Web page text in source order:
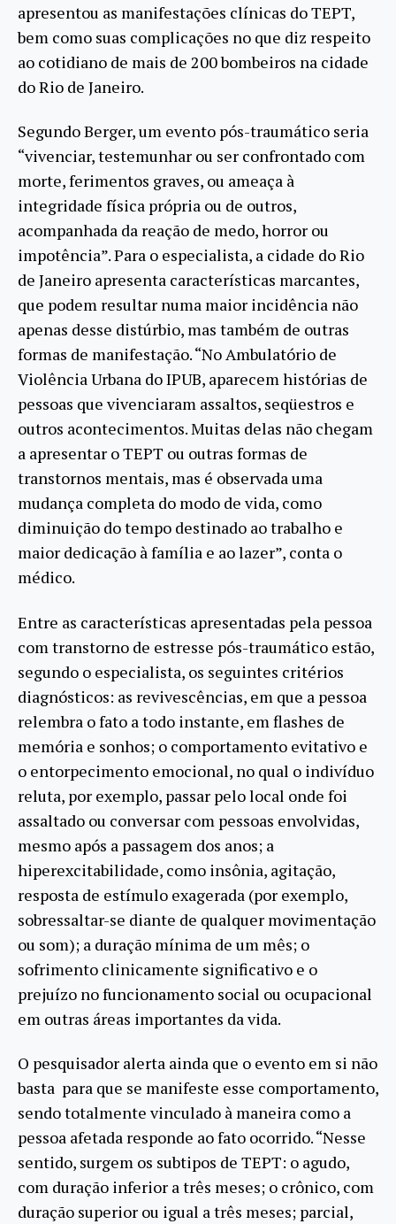
apresentou as manifestações clínicas do TEPT,
bem como suas complicações no que diz respeito
ao cotidiano de mais de 200 bombeiros na cidade
do Rio de Janeiro.
Segundo Berger, um evento pós-traumático seria
“vivenciar, testemunhar ou ser confrontado com
morte, ferimentos graves, ou ameaça à
integridade física própria ou de outros,
acompanhada da reação de medo, horror ou
impotência”. Para o especialista, a cidade do Rio
de Janeiro apresenta características marcantes,
que podem resultar numa maior incidência não
apenas desse distúrbio, mas também de outras
formas de manifestação. “No Ambulatório de
Violência Urbana do IPUB, aparecem histórias de
pessoas que vivenciaram assaltos, seqüestros e
outros acontecimentos. Muitas delas não chegam
a apresentar o TEPT ou outras formas de
transtornos mentais, mas é observada uma
mudança completa do modo de vida, como
diminuição do tempo destinado ao trabalho e
maior dedicação à família e ao lazer”, conta o
médico.
Entre as características apresentadas pela pessoa
com transtorno de estresse pós-traumático estão,
segundo o especialista, os seguintes critérios
diagnósticos: as revivescências, em que a pessoa
relembra o fato a todo instante, em flashes de
memória e sonhos; o comportamento evitativo e
o entorpecimento emocional, no qual o indivíduo
reluta, por exemplo, passar pelo local onde foi
assaltado ou conversar com pessoas envolvidas,
mesmo após a passagem dos anos; a
hiperexcitabilidade, como insônia, agitação,
resposta de estímulo exagerada (por exemplo,
sobressaltar-se diante de qualquer movimentação
ou som); a duração mínima de um mês; o
sofrimento clinicamente significativo e o
prejuízo no funcionamento social ou ocupacional
em outras áreas importantes da vida.
O pesquisador alerta ainda que o evento em si não
basta para que se manifeste esse comportamento,
sendo totalmente vinculado à maneira como a
pessoa afetada responde ao fato ocorrido. “Nesse
sentido, surgem os subtipos de TEPT: o agudo,
com duração inferior a três meses; o crônico, com
duração superior ou igual a três meses; parcial,